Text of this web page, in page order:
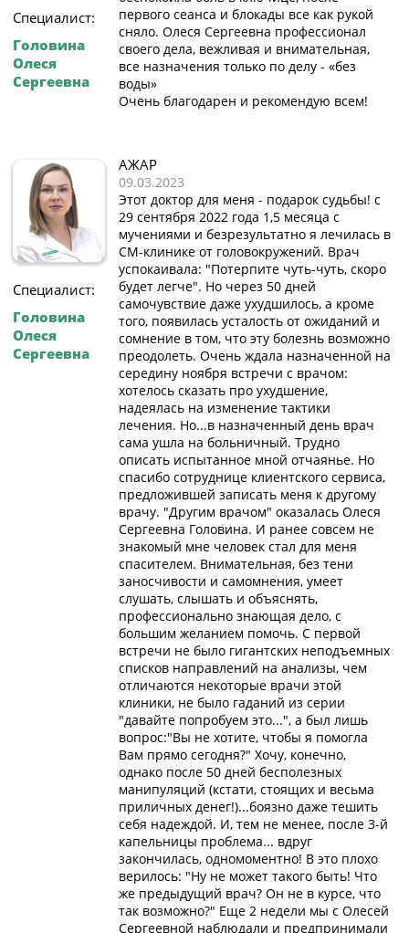
Специалист:
Головина
Олеся
Сергеевна
первого сеанса и блокады все как рукой
сняло. Олеся Сергеевна профессионал
своего дела, вежливая и внимательная,
все назначения только по делу - «без
воды»
Очень благодарен и рекомендую всем!
Специалист:
Головина
Олеся
Сергеевна
АЖАР
09.03.2023
Этот доктор для меня - подарок судьбы! с
29 сентября 2022 года 1,5 месяца с
мучениями и безрезультатно я лечилась в
СМ-клинике от головокружений. Врач
успокаивала: "Потерпите чуть-чуть, скоро
будет легче". Но через 50 дней
самочувствие даже ухудшилось, а кроме
того, появилась усталость от ожиданий и
сомнение в том, что эту болезнь возможно
преодолеть. Очень ждала назначенной на
середину ноября встречи с врачом:
хотелось сказать про ухудшение,
надеялась на изменение тактики
лечения. Но...в назначенный день врач
сама ушла на больничный. Трудно
описать испытанное мной отчаянье. Но
спасибо сотруднице клиентского сервиса,
предложившей записать меня к другому
врачу. "Другим врачом" оказалась Олеся
Сергеевна Головина. И ранее совсем не
знакомый мне человек стал для меня
спасителем. Внимательная, без тени
заносчивости и самомнения, умеет
слушать, слышать и объяснять,
профессионально знающая дело, с
большим желанием помочь. С первой
встречи не было гигантских неподъемных
списков направлений на анализы, чем
отличаются некоторые врачи этой
клиники, не было гаданий из серии
"давайте попробуем это...", а был лишь
вопрос:"Вы не хотите, чтобы я помогла
Вам прямо сегодня?" Хочу, конечно,
однако после 50 дней бесполезных
манипуляций (кстати, стоящих и весьма
приличных денег!)...боязно даже тешить
себя надеждой. И, тем не менее, после 3-й
капельницы проблема... вдруг
закончилась, одномоментно! В это плохо
верилось: "Ну не может такого быть! Что
же предыдущий врач? Он не в курсе, что
так возможно?" Еще 2 недели мы с Олесей
Сергеевной наблюдали и предпринимали